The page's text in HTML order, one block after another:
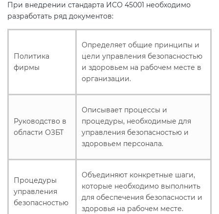
При внедрении стандарта ИСО 45001 необходимо
разработать ряд документов:
Политика
фирмы
Определяет общие принципы и
цели управления безопасностью
и здоровьем на рабочем месте в
организации.
Руководство в
области ОЗБТ
Описывает процессы и
процедуры, необходимые для
управления безопасностью и
здоровьем персонала.
Процедуры
управления
безопасностью
Объединяют конкретные шаги,
которые необходимо выполнить
для обеспечения безопасности и
здоровья на рабочем месте.